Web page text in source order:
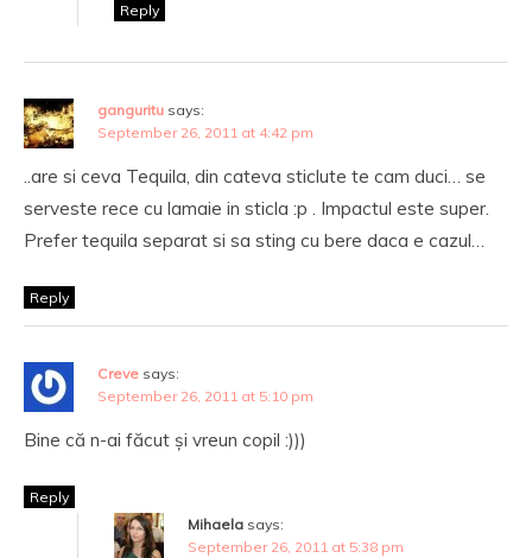
Reply
ganguritu says:
September 26, 2011 at 4:42 pm
..are si ceva Tequila, din cateva sticlute te cam duci… se
serveste rece cu lamaie in sticla :p . Impactul este super.
Prefer tequila separat si sa sting cu bere daca e cazul…
Reply
Creve says:
September 26, 2011 at 5:10 pm
Bine că n-ai făcut și vreun copil :)))
Reply
Mihaela says:
September 26, 2011 at 5:38 pm